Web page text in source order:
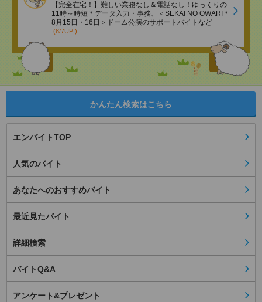
【完全在宅！】難しい業務なし＆電話なし！ゆっくりの
11時～時短＊データ入力・事務、＜SEKAI NO OWARI＊
8月15日・16日＞ドーム公演のサポートバイトなど
(8/7UP!)
かんたん検索はこちら
エンバイトTOP
人気のバイト
あなたへのおすすめバイト
最近見たバイト
詳細検索
バイトQ&A
アンケート&プレゼント